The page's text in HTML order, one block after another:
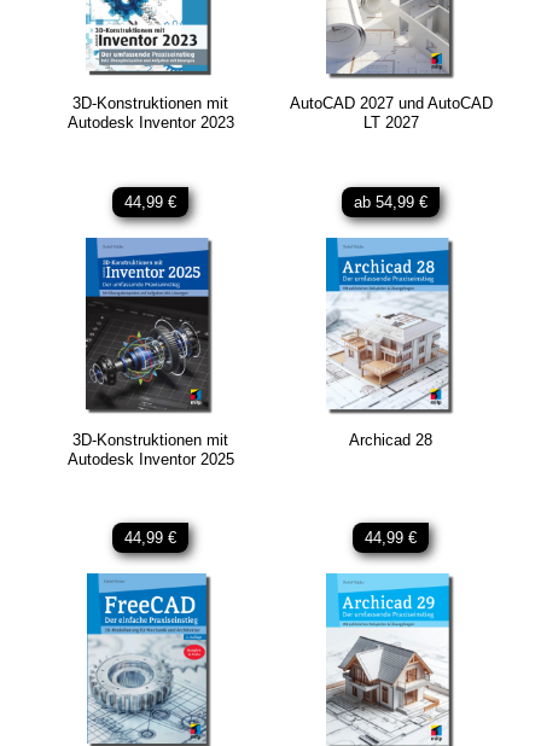
3D-Konstruktionen mit
Autodesk Inventor 2023
44,99 €
AutoCAD 2027 und AutoCAD
LT 2027
ab 54,99 €
3D-Konstruktionen mit
Autodesk Inventor 2025
44,99 €
Archicad 28
44,99 €